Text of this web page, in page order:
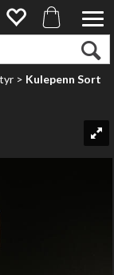
>Kulepenn Sort